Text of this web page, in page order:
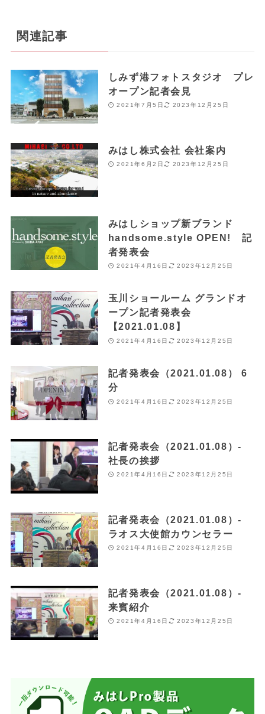
関連記事
しみず港フォトスタジオ プレ
オープン記者会見
2021年7月5日 2023年12月25日
みはし株式会社 会社案内
2021年6月2日 2023年12月25日
みはしショップ新ブランド
handsome.style OPEN! 記
者発表会
2021年4月16日 2023年12月25日
玉川ショールーム グランドオ
ープン記者発表会
【2021.01.08】
2021年4月16日 2023年12月25日
記者発表会（2021.01.08） 6
分
2021年4月16日 2023年12月25日
記者発表会（2021.01.08）-
社長の挨拶
2021年4月16日 2023年12月25日
記者発表会（2021.01.08）-
ラオス大使館カウンセラー
2021年4月16日 2023年12月25日
記者発表会（2021.01.08）-
来賓紹介
2021年4月16日 2023年12月25日